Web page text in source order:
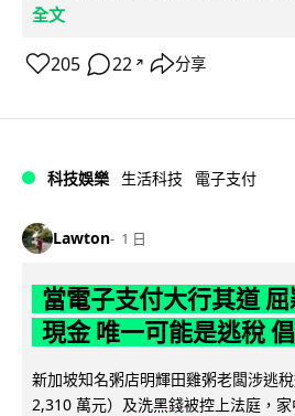
全文
205 22 ↗ 分享
科技娛樂 生活科技 電子支付
Lawton 1 日
當電子支付大行其道
現金 唯一可能是逃稅
新加坡知名粥店明輝田雞粥老闆涉逃
2,310 萬元）及洗黑錢被控上法庭，